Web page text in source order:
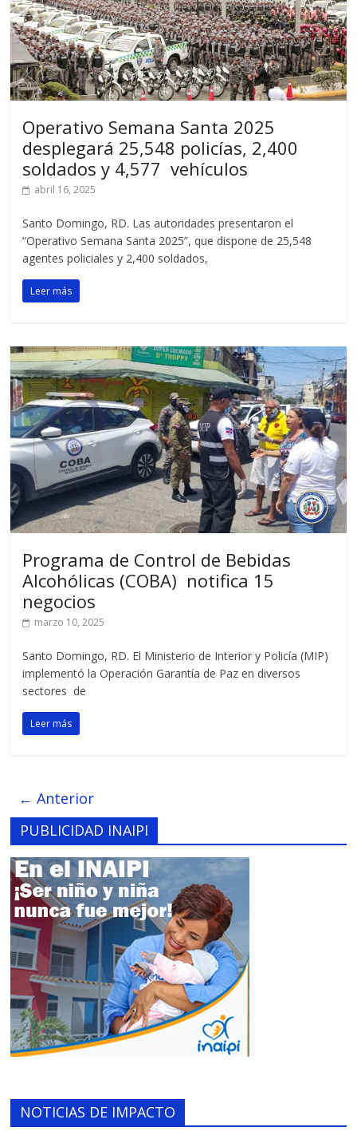
Operativo Semana Santa 2025
desplegará 25,548 policías, 2,400
soldados y 4,577 vehículos
abril 16, 2025
Santo Domingo, RD. Las autoridades presentaron el
“Operativo Semana Santa 2025”, que dispone de 25,548
agentes policiales y 2,400 soldados,
Leer más
Programa de Control de Bebidas
Alcohólicas (COBA) notifica 15
negocios
marzo 10, 2025
Santo Domingo, RD. El Ministerio de Interior y Policía (MIP)
implementó la Operación Garantía de Paz en diversos
sectores de
Leer más
← Anterior
PUBLICIDAD INAIPI
NOTICIAS DE IMPACTO